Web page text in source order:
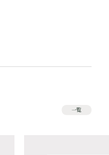
一覧